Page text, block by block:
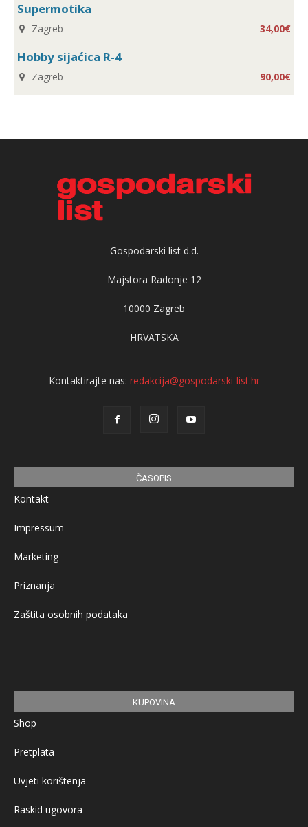
Supermotika
Zagreb 34,00€
Hobby sijaćica R-4
Zagreb 90,00€
Gospodarski list d.d.
Majstora Radonje 12
10000 Zagreb
HRVATSKA
Kontaktirajte nas: redakcija@gospodarski-list.hr
ČASOPIS
Kontakt
Impressum
Marketing
Priznanja
Zaštita osobnih podataka
KUPOVINA
Shop
Pretplata
Uvjeti korištenja
Raskid ugovora